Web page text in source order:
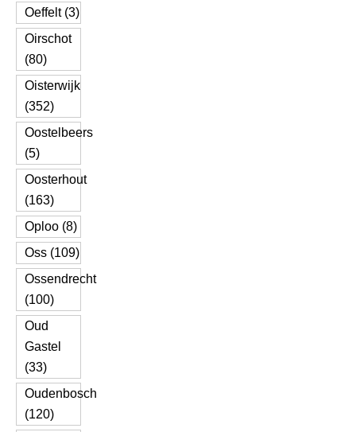
Oeffelt (3)
Oirschot
(80)
Oisterwijk
(352)
Oostelbeers
(5)
Oosterhout
(163)
Oploo (8)
Oss (109)
Ossendrecht
(100)
Oud
Gastel
(33)
Oudenbosch
(120)